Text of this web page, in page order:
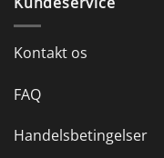
Kontakt os
FAQ
Handelsbetingelser